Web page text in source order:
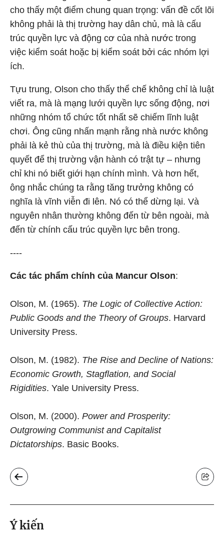
cho thấy một điểm chung quan trọng: vấn đề cốt lõi
không phải là thị trường hay dân chủ, mà là cấu
trúc quyền lực và động cơ của nhà nước trong
việc kiểm soát hoặc bị kiểm soát bởi các nhóm lợi
ích.
Tựu trung, Olson cho thấy thể chế không chỉ là luật
viết ra, mà là mạng lưới quyền lực sống động, nơi
những nhóm tổ chức tốt nhất sẽ chiếm lĩnh luật
chơi. Ông cũng nhấn mạnh rằng nhà nước không
phải là kẻ thù của thị trường, mà là điều kiện tiên
quyết để thị trường vận hành có trật tự – nhưng
chỉ khi nó biết giới hạn chính mình. Và hơn hết,
ông nhắc chúng ta rằng tăng trưởng không có
nghĩa là vĩnh viễn đi lên. Nó có thể dừng lại. Và
nguyên nhân thường không đến từ bên ngoài, mà
đến từ chính cấu trúc quyền lực bên trong.
----
Các tác phẩm chính của Mancur Olson:
Olson, M. (1965). The Logic of Collective Action:
Public Goods and the Theory of Groups. Harvard
University Press.
Olson, M. (1982). The Rise and Decline of Nations:
Economic Growth, Stagflation, and Social
Rigidities. Yale University Press.
Olson, M. (2000). Power and Prosperity:
Outgrowing Communist and Capitalist
Dictatorships. Basic Books.
Ý kiến